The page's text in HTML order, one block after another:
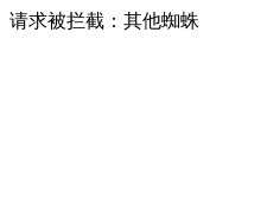
请求被拦截：其他蜘蛛